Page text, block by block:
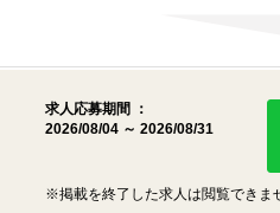
求人応募期間 ：
2026/08/04 ～ 2026/08/31
※掲載を終了した求人は閲覧できま